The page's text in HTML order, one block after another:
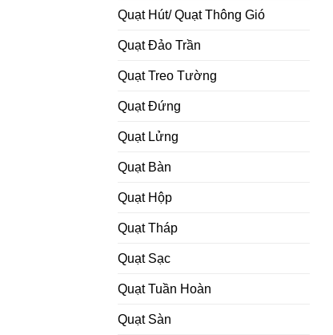
Quạt Hút/ Quạt Thông Gió
Quạt Đảo Trần
Quạt Treo Tường
Quạt Đứng
Quạt Lửng
Quạt Bàn
Quạt Hộp
Quạt Tháp
Quạt Sạc
Quạt Tuần Hoàn
Quạt Sàn